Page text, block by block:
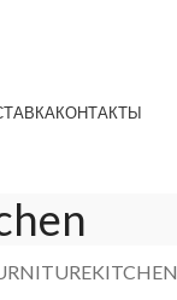
КОНТАКТЫ
KITCHEN